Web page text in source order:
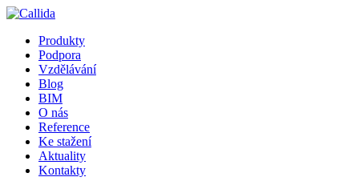
Produkty
Podpora
Vzdělávání
Blog
BIM
O nás
Reference
Ke stažení
Aktuality
Kontakty